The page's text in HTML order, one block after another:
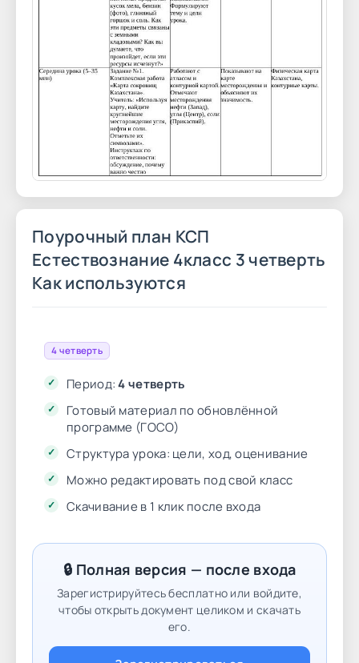
Поурочный план КСП
Естествознание 4класс 3 четверть
Как используются
4 четверть
Период:4 четверть
Готовый материал по обновлённой
программе (ГОСО)
Структура урока: цели, ход, оценивание
Можно редактировать под свой класс
Скачивание в 1 клик после входа
🔒 Полная версия — после входа
Зарегистрируйтесь бесплатно или войдите,
чтобы открыть документ целиком и скачать
его.